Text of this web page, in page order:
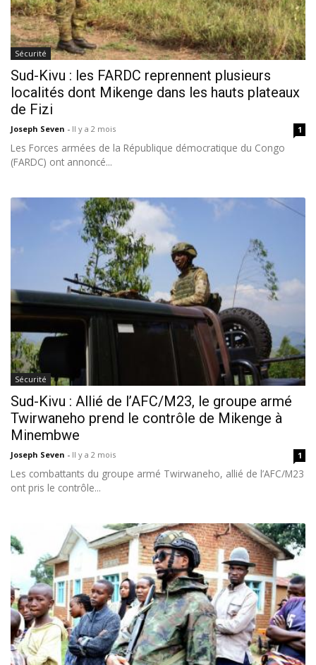
Sécurité
Sud-Kivu : les FARDC reprennent plusieurs
localités dont Mikenge dans les hauts plateaux
de Fizi
Joseph Seven - Il y a 2 mois 1
Les Forces armées de la République démocratique du Congo
(FARDC) ont annoncé...
Sécurité
Sud-Kivu : Allié de l’AFC/M23, le groupe armé
Twirwaneho prend le contrôle de Mikenge à
Minembwe
Joseph Seven - Il y a 2 mois 1
Les combattants du groupe armé Twirwaneho, allié de l’AFC/M23
ont pris le contrôle...